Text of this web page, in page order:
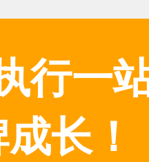
行一
长！